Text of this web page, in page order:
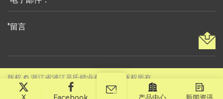
版权 © 浙江省浦江吴氏锁业有限公司 版权所有。
技术支持: 转单云